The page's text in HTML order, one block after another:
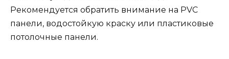
Рекомендуется обратить внимание на PVC
панели, водостойкую краску или пластиковые
потолочные панели.